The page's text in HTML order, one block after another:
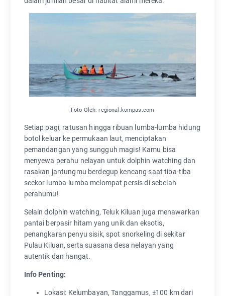
Foto Oleh: regional.kompas.com
Setiap pagi, ratusan hingga ribuan lumba-lumba hidung
botol keluar ke permukaan laut, menciptakan
pemandangan yang sungguh magis! Kamu bisa
menyewa perahu nelayan untuk dolphin watching dan
rasakan jantungmu berdegup kencang saat tiba-tiba
seekor lumba-lumba melompat persis di sebelah
perahumu!
Selain dolphin watching, Teluk Kiluan juga menawarkan
pantai berpasir hitam yang unik dan eksotis,
penangkaran penyu sisik, spot snorkeling di sekitar
Pulau Kiluan, serta suasana desa nelayan yang
autentik dan hangat.
Info Penting:
Lokasi: Kelumbayan, Tanggamus, ±100 km dari